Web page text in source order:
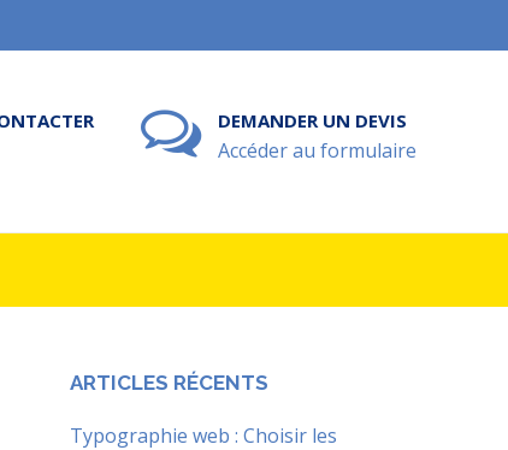
DEMANDER UN DEVIS
Accéder au formulaire
ARTICLES RÉCENTS
Typographie web : Choisir les